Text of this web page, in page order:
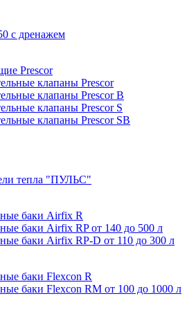
с дренажем
Prescor
клапаны Prescor
клапаны Prescor B
клапаны Prescor S
клапаны Prescor SB
тепла "ПУЛЬС"
баки Airfix R
баки Airfix RP от 140 до 500 л
баки Airfix RP-D от 110 до 300 л
баки Flexcon R
баки Flexcon RM от 100 до 1000 л